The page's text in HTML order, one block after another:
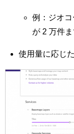
例：ジオ
が 2 万件
使用量に応じ